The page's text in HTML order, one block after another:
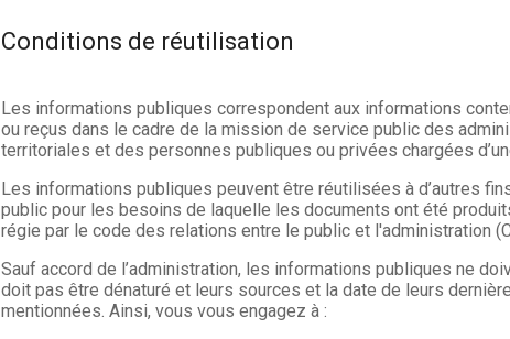
Conditions de réutilisation
Les informations publiques correspondent aux informations
ou reçus dans le cadre de la mission de service public des
territoriales et des personnes publiques ou privées chargées
Les informations publiques peuvent être réutilisées à d’autres
public pour les besoins de laquelle les documents ont été
régie par le code des relations entre le public et l'administration
Sauf accord de l’administration, les informations publiques ne
doit pas être dénaturé et leurs sources et la date de leurs
mentionnées. Ainsi, vous vous engagez à :